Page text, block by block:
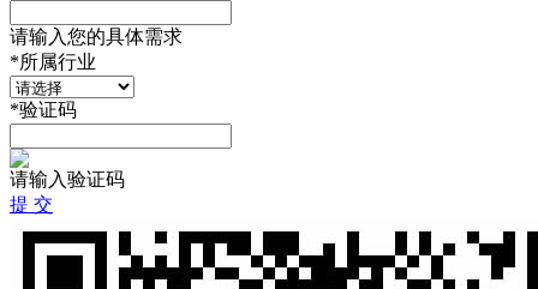
请输入您的具体需求
*所属行业
*验证码
请输入验证码
提 交